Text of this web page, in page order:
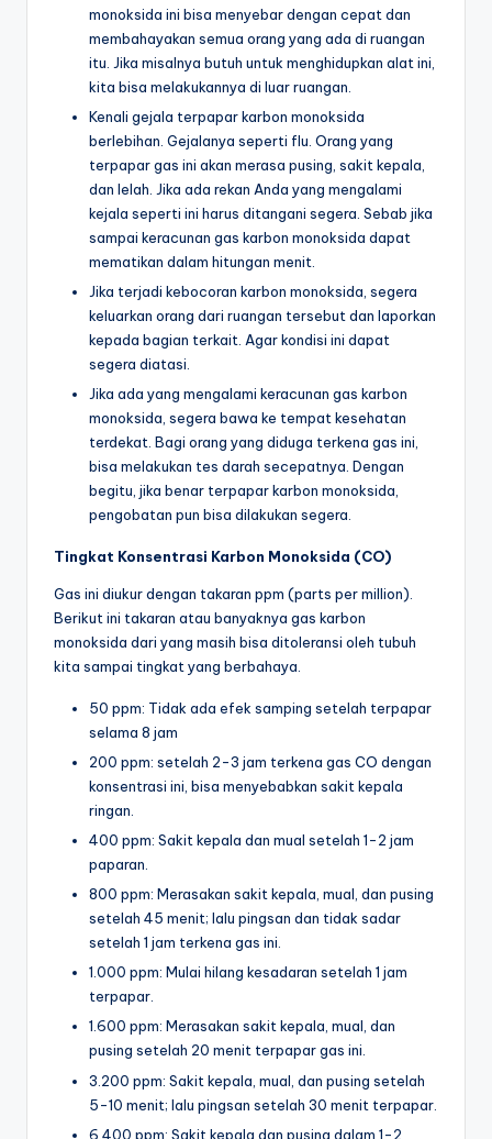
monoksida ini bisa menyebar dengan cepat dan
membahayakan semua orang yang ada di ruangan
itu. Jika misalnya butuh untuk menghidupkan alat ini,
kita bisa melakukannya di luar ruangan.
Kenali gejala terpapar karbon monoksida
berlebihan. Gejalanya seperti flu. Orang yang
terpapar gas ini akan merasa pusing, sakit kepala,
dan lelah. Jika ada rekan Anda yang mengalami
kejala seperti ini harus ditangani segera. Sebab jika
sampai keracunan gas karbon monoksida dapat
mematikan dalam hitungan menit.
Jika terjadi kebocoran karbon monoksida, segera
keluarkan orang dari ruangan tersebut dan laporkan
kepada bagian terkait. Agar kondisi ini dapat
segera diatasi.
Jika ada yang mengalami keracunan gas karbon
monoksida, segera bawa ke tempat kesehatan
terdekat. Bagi orang yang diduga terkena gas ini,
bisa melakukan tes darah secepatnya. Dengan
begitu, jika benar terpapar karbon monoksida,
pengobatan pun bisa dilakukan segera.
Tingkat Konsentrasi Karbon Monoksida (CO)
Gas ini diukur dengan takaran ppm (parts per million).
Berikut ini takaran atau banyaknya gas karbon
monoksida dari yang masih bisa ditoleransi oleh tubuh
kita sampai tingkat yang berbahaya.
50 ppm: Tidak ada efek samping setelah terpapar
selama 8 jam
200 ppm: setelah 2-3 jam terkena gas CO dengan
konsentrasi ini, bisa menyebabkan sakit kepala
ringan.
400 ppm: Sakit kepala dan mual setelah 1-2 jam
paparan.
800 ppm: Merasakan sakit kepala, mual, dan pusing
setelah 45 menit; lalu pingsan dan tidak sadar
setelah 1 jam terkena gas ini.
1.000 ppm: Mulai hilang kesadaran setelah 1 jam
terpapar.
1.600 ppm: Merasakan sakit kepala, mual, dan
pusing setelah 20 menit terpapar gas ini.
3.200 ppm: Sakit kepala, mual, dan pusing setelah
5-10 menit; lalu pingsan setelah 30 menit terpapar.
6.400 ppm: Sakit kepala dan pusing dalam 1-2